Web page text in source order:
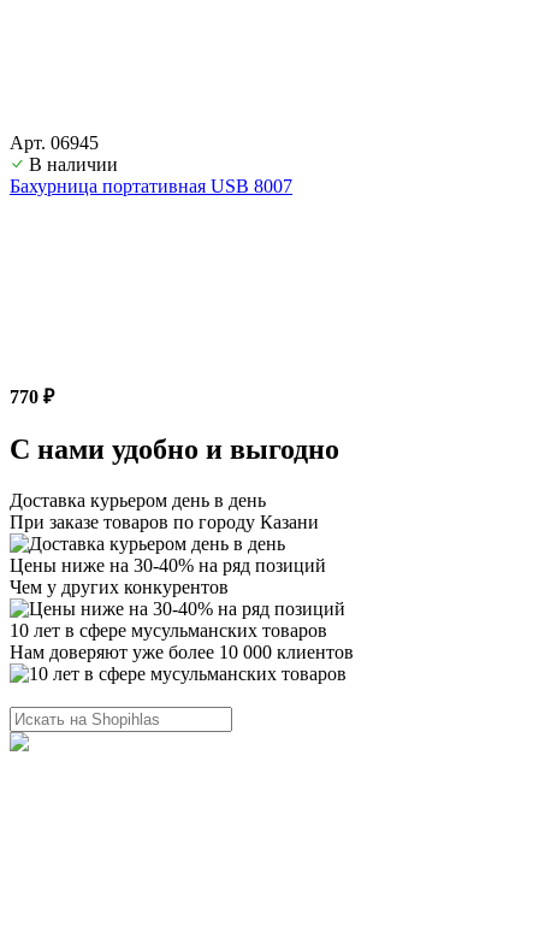
Арт. 06945
В наличии
Бахурница портативная USB 8007
770 ₽
С нами удобно и выгодно
Доставка курьером день в день
При заказе товаров по городу Казани
Цены ниже на 30-40% на ряд позиций
Чем у других конкурентов
10 лет в сфере мусульманских товаров
Нам доверяют уже более 10 000 клиентов